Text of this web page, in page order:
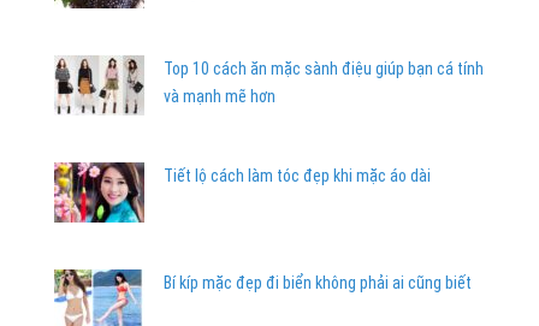
Top 10 cách ăn mặc sành điệu giúp bạn cá tính
và mạnh mẽ hơn
Tiết lộ cách làm tóc đẹp khi mặc áo dài
Bí kíp mặc đẹp đi biển không phải ai cũng biết